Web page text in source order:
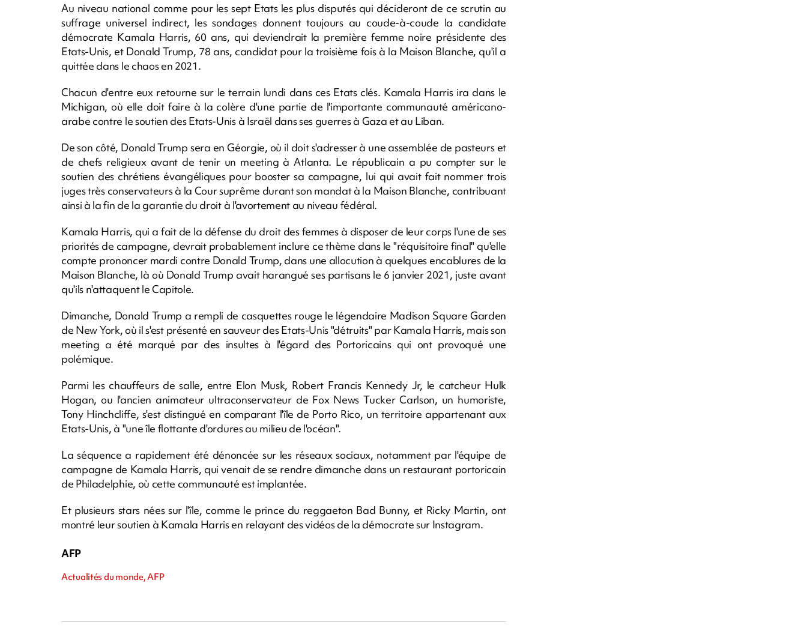
Au niveau national comme pour les sept Etats les plus disputés qui décideront de ce scrutin au
suffrage universel indirect, les sondages donnent toujours au coude-à-coude la candidate
démocrate Kamala Harris, 60 ans, qui deviendrait la première femme noire présidente des
Etats-Unis, et Donald Trump, 78 ans, candidat pour la troisième fois à la Maison Blanche, qu'il a
quittée dans le chaos en 2021.
Chacun d'entre eux retourne sur le terrain lundi dans ces Etats clés. Kamala Harris ira dans le
Michigan, où elle doit faire à la colère d'une partie de l'importante communauté américano-
arabe contre le soutien des Etats-Unis à Israël dans ses guerres à Gaza et au Liban.
De son côté, Donald Trump sera en Géorgie, où il doit s'adresser à une assemblée de pasteurs et
de chefs religieux avant de tenir un meeting à Atlanta. Le républicain a pu compter sur le
soutien des chrétiens évangéliques pour booster sa campagne, lui qui avait fait nommer trois
juges très conservateurs à la Cour suprême durant son mandat à la Maison Blanche, contribuant
ainsi à la fin de la garantie du droit à l'avortement au niveau fédéral.
Kamala Harris, qui a fait de la défense du droit des femmes à disposer de leur corps l'une de ses
priorités de campagne, devrait probablement inclure ce thème dans le "réquisitoire final" qu'elle
compte prononcer mardi contre Donald Trump, dans une allocution à quelques encablures de la
Maison Blanche, là où Donald Trump avait harangué ses partisans le 6 janvier 2021, juste avant
qu'ils n'attaquent le Capitole.
Dimanche, Donald Trump a rempli de casquettes rouge le légendaire Madison Square Garden
de New York, où il s'est présenté en sauveur des Etats-Unis "détruits" par Kamala Harris, mais son
meeting a été marqué par des insultes à l'égard des Portoricains qui ont provoqué une
polémique.
Parmi les chauffeurs de salle, entre Elon Musk, Robert Francis Kennedy Jr, le catcheur Hulk
Hogan, ou l'ancien animateur ultraconservateur de Fox News Tucker Carlson, un humoriste,
Tony Hinchcliffe, s'est distingué en comparant l'île de Porto Rico, un territoire appartenant aux
Etats-Unis, à "une île flottante d'ordures au milieu de l'océan".
La séquence a rapidement été dénoncée sur les réseaux sociaux, notamment par l'équipe de
campagne de Kamala Harris, qui venait de se rendre dimanche dans un restaurant portoricain
de Philadelphie, où cette communauté est implantée.
Et plusieurs stars nées sur l'île, comme le prince du reggaeton Bad Bunny, et Ricky Martin, ont
montré leur soutien à Kamala Harris en relayant des vidéos de la démocrate sur Instagram.
AFP
Actualités du monde, AFP